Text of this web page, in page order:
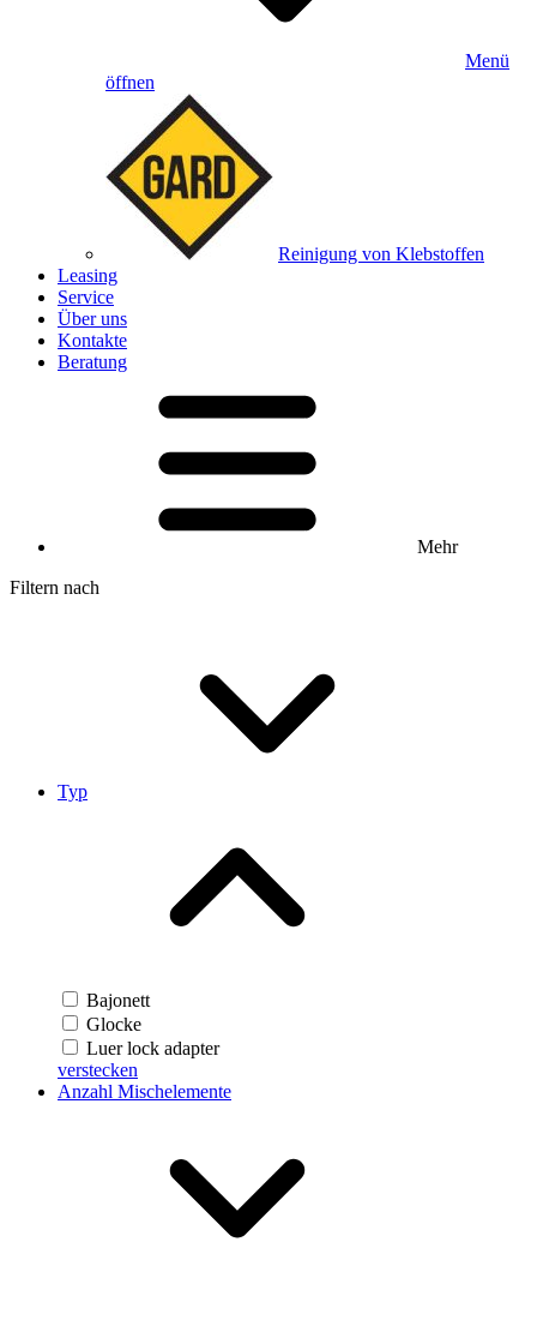
Menü
öffnen
Reinigung von Klebstoffen
Leasing
Service
Über uns
Kontakte
Beratung
Mehr
Filtern nach
Typ
Bajonett
Glocke
Luer lock adapter
verstecken
Anzahl Mischelemente